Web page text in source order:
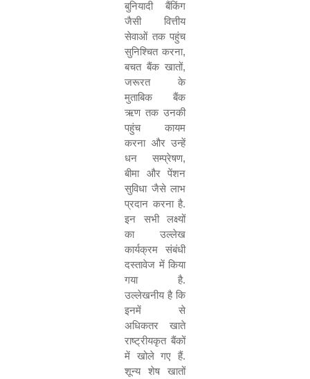
बुनियादी बैंकिंग
जैसी वित्तीय
सेवाओं तक पहुंच
सुनिश्चित करना,
बचत बैंक खातों,
जरूरत के
मुताबिक बैंक
ऋण तक उनकी
पहुंच कायम
करना और उन्हें
धन सम्प्रेषण,
बीमा और पेंशन
सुविधा जैसे लाभ
प्रदान करना है.
इन सभी लक्ष्यों
का उल्लेख
कार्यक्रम संबंधी
दस्तावेज में किया
गया है.
उल्लेखनीय है कि
इनमें से
अधिकतर खाते
राष्ट्रीयकृत बैंकों
में खोले गए हैं.
शून्य शेष खातों